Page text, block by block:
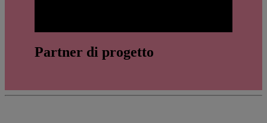
Video
Partner di progetto